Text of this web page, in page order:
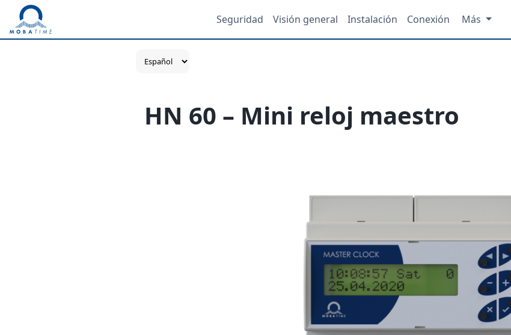
Seguridad Visión general Instalación Conexión Más
HN 60 – Mini reloj maestro